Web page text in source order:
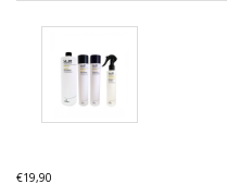
€19,90